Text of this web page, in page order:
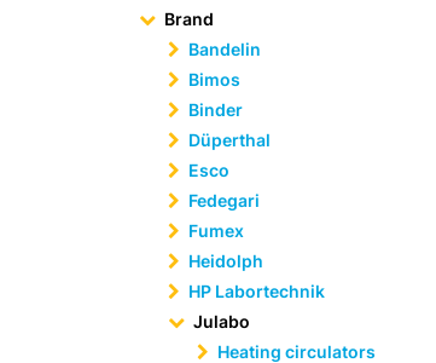
Brand
Bandelin
Bimos
Binder
Düperthal
Esco
Fedegari
Fumex
Heidolph
HP Labortechnik
Julabo
Heating circulators